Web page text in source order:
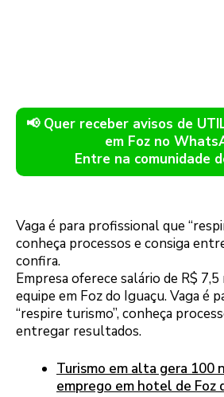
📢 Quer receber avisos de
em Foz no
Entre na comunidade
Vaga é para profissional que
conheça processos e consiga
confira.
Empresa oferece salário de R$
equipe em Foz do Iguaçu. Vaga é
“respire turismo”, conheça
entregar resultados.
Turismo em alta gera 100
emprego em hotel de Foz